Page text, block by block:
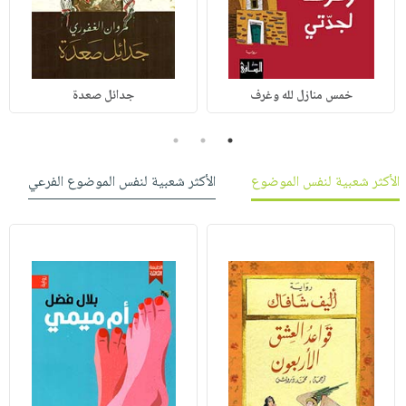
خمس منازل لله وغرف جدائل صعدة
1
2
3
الأكثر شعبية لنفس الموضوع
الأكثر شعبية لنفس الموضوع الفرعي